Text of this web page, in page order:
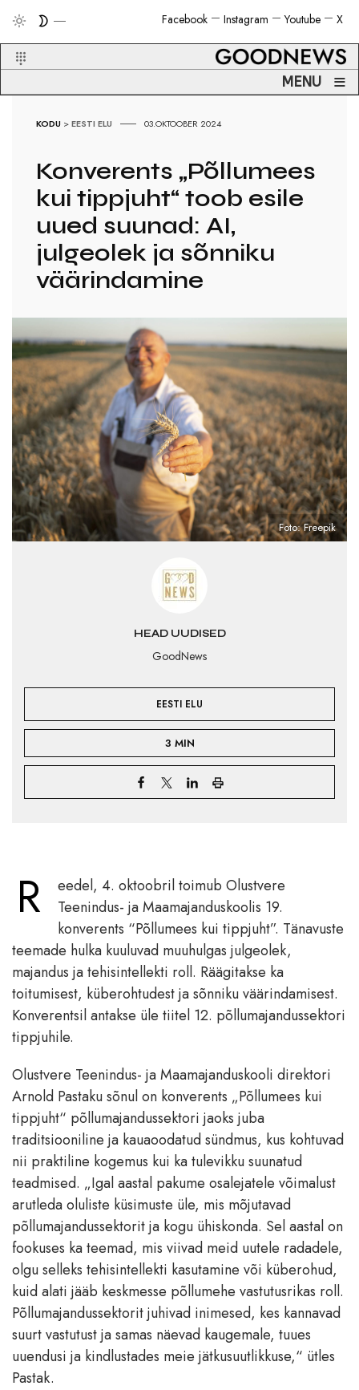
X
Youtube
Instagram
Facebook
MENU ≡
KODU >EESTI ELU 03.OKTOOBER 2024
Konverents „Põllumees
kui tippjuht“ toob esile
uued suunad: AI,
julgeolek ja sõnniku
väärindamine
HEAD UUDISED
GoodNews
EESTI ELU
3 MIN
Foto: Freepik
R
eedel, 4. oktoobril toimub Olustvere
Teenindus- ja Maamajanduskoolis 19.
konverents “Põllumees kui tippjuht”. Tänavuste
teemade hulka kuuluvad muuhulgas julgeolek,
majandus ja tehisintellekti roll. Räägitakse ka
toitumisest, küberohtudest ja sõnniku väärindamisest.
Konverentsil antakse üle tiitel 12. põllumajandussektori
tippjuhile.
Olustvere Teenindus- ja Maamajanduskooli direktori
Arnold Pastaku sõnul on konverents „Põllumees kui
tippjuht“ põllumajandussektori jaoks juba
traditsiooniline ja kauaoodatud sündmus, kus kohtuvad
nii praktiline kogemus kui ka tulevikku suunatud
teadmised. „Igal aastal pakume osalejatele võimalust
arutleda oluliste küsimuste üle, mis mõjutavad
põllumajandussektorit ja kogu ühiskonda. Sel aastal on
fookuses ka teemad, mis viivad meid uutele radadele,
olgu selleks tehisintellekti kasutamine või küberohud,
kuid alati jääb keskmesse põllumehe vastutusrikas roll.
Põllumajandussektorit juhivad inimesed, kes kannavad
suurt vastutust ja samas näevad kaugemale, tuues
uuendusi ja kindlustades meie jätkusuutlikkuse,“ ütles
Pastak.